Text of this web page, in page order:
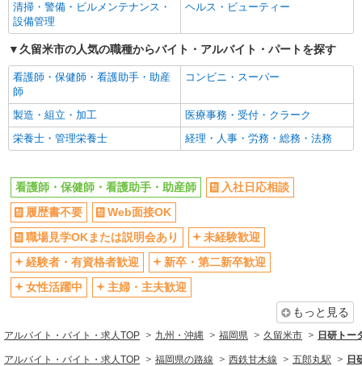
時給1450円〜2062円 ＜日払い有/週払い有/交
最寄り駅：西鉄久留米
キープ 詳細を見る
アルバイト パート
アスケア訪問入浴 久留米
看護師（訪問入浴）
アスケア訪問入浴 久留米 福岡県久留米市御
井旗崎3丁目9-13 オフィスパレア久留米Ⅲ A１号
キープ 詳細を見る
正社員
アスケア訪問入浴 久留米
月給258,000円〜274,000円（地域による） 別
清掃・警備・ビルメンテナンス・
設備管理
ヘルス・ビューティー
久留米市の人気の職種からバイト・アルバイト・パートを探す
看護師・保健師・看護助手・助産
師
コンビニ・スーパー
製造・組立・加工
医療事務・受付・クラーク
栄養士・管理栄養士
経理・人事・労務・総務・法務
看護師・保健師・看護助手・助産師
入社日応相談
履歴書不要
Web面接OK
職場見学OKまたは説明会あり
未経験歓迎
経験者・有資格者歓迎
新卒・第二新卒歓迎
女性活躍中
主婦・主夫歓迎
もっと見る
アルバイト・バイト・求人TOP 九州・沖縄 福岡県 久留米市 日研トー
アルバイト・バイト・求人TOP 福岡県の路線 西鉄甘木線 五郎丸駅 日